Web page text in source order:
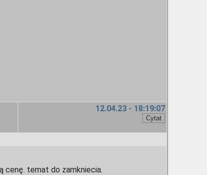
12.04.23 - 18:19:07
cenę. temat do zamkniecia.